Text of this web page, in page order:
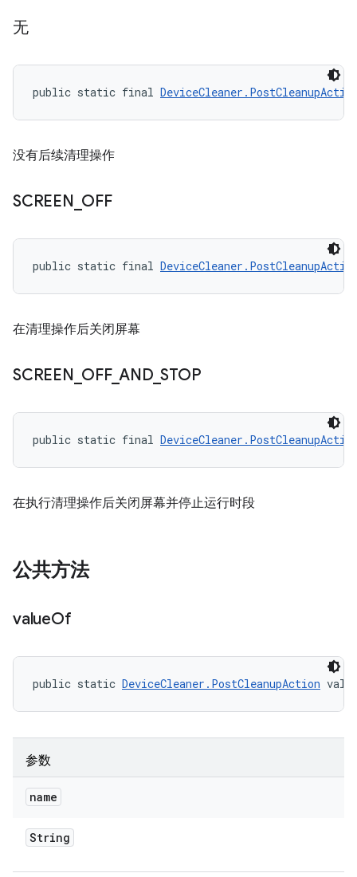
无
public static final
没有后续清理操作
SCREEN OFF
public static final
在清理操作后关闭屏幕
SCREEN OFF_AND_STOP
public static final
在执行清理操作后关闭屏幕并停止运行时段
公共方法
valueOf
public static DeviceCleaner.PostCleanupAction
参数
name
String